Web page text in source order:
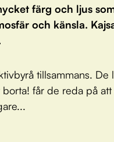
färg och ljus
och känsla.
tillsammans. De
får de reda på att